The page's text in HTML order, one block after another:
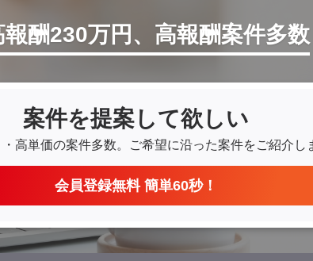
報酬230万円、高報酬案件多数
案件を提案して欲しい
高単価の案件多数。 ご希望に沿った案件をご紹介し
会員登録無料 簡単60秒！